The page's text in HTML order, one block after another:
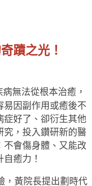
蹟之光！
無法從根本治癒，
因副作用或癒後不
症好了、卻衍生其他
，投入鑽研新的醫
不會傷身體、又能改
癒力！
黃院長提出劃時代